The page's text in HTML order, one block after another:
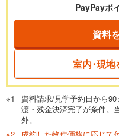
PayPayポ
資料
室内･現地
資料請求/見学予約日から
渡・残金決済完了が条件。
外。